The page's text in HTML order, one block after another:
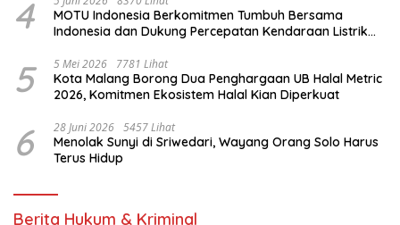
4
MOTU Indonesia Berkomitmen Tumbuh Bersama
Indonesia dan Dukung Percepatan Kendaraan Listrik
5 5 Mei 2026 7781 Lihat
Kota Malang Borong Dua Penghargaan UB Halal Metric
2026, Komitmen Ekosistem Halal Kian Diperkuat
6 28 Juni 2026 5457 Lihat
Menolak Sunyi di Sriwedari, Wayang Orang Solo Harus
Terus Hidup
Berita Hukum & Kriminal